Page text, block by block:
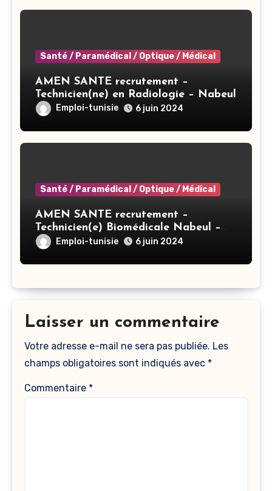
Santé / Paramédical / Optique / Médical
AMEN SANTE recrutement –
Technicien(ne) en Radiologie – Nabeul
Emploi-tunisie 6 juin 2024
Santé / Paramédical / Optique / Médical
AMEN SANTE recrutement –
Technicien(e) Biomédicale Nabeul –
NabeulEmploi-tunisie 6 juin 2024
Laisser un commentaire
Votre adresse e-mail ne sera pas publiée. Les
champs obligatoires sont indiqués avec *
Commentaire *